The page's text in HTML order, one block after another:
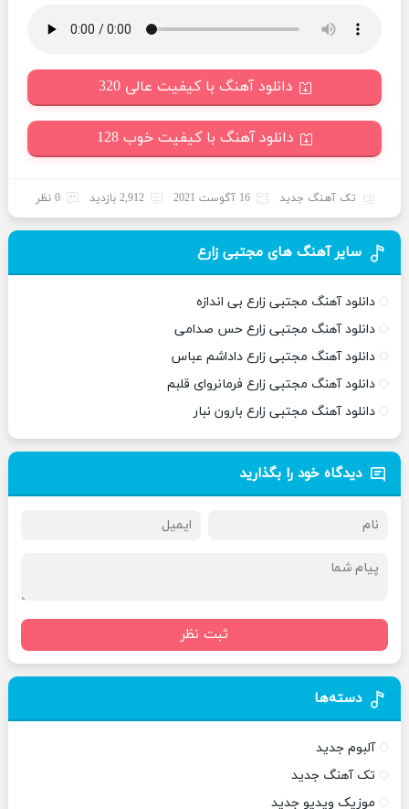
دانلود آهنگ با کیفیت عالی 320
دانلود آهنگ با کیفیت خوب 128
تک آهنگ جدید 16 آگوست 2021 2,912 بازدید 0 نظر
سایر آهنگ های مجتبی زارع
دانلود آهنگ مجتبی زارع بی اندازه
دانلود آهنگ مجتبی زارع حس صدامی
دانلود آهنگ مجتبی زارع داداشم عباس
دانلود آهنگ مجتبی زارع فرمانروای قلبم
دانلود آهنگ مجتبی زارع بارون نبار
دیدگاه خود را بگذارید
ثبت نظر
دسته‌ها
آلبوم جدید
تک آهنگ جدید
موزیک ویدیو جدید